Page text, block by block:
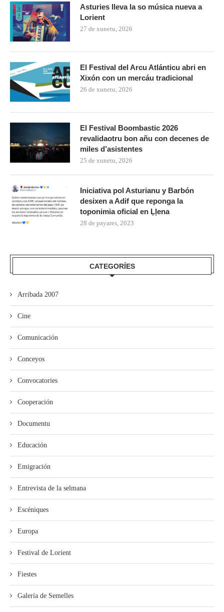
Asturies lleva la so música nueva a
Lorient
27 de xunetu, 2026
El Festival del Arcu Atlánticu abri en
Xixón con un mercáu tradicional
26 de xunetu, 2026
El Festival Boombastic 2026
revalidaotru bon añu con decenes de
miles d’asistentes
25 de xunetu, 2026
Iniciativa pol Asturianu y Barbón
desixen a Adif que reponga la
toponimia oficial en Ḷḷena
28 de payares, 2023
CATEGORÍES
Arribada 2007
Cine
Comunicación
Conceyos
Convocatories
Cooperación
Documentu
Educación
Emigración
Entrevista de la selmana
Escéniques
Europa
Festival de Lorient
Fiestes
Galería de Semelles